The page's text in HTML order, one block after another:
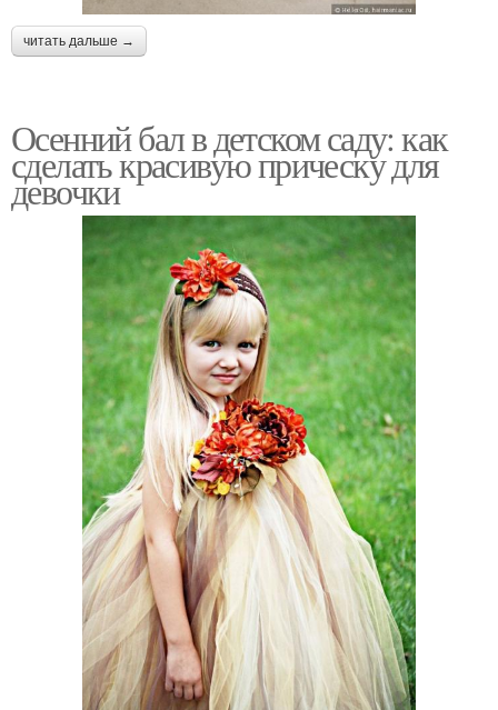
читать дальше →
Осенний бал в детском саду: как
сделать красивую прическу для
девочки